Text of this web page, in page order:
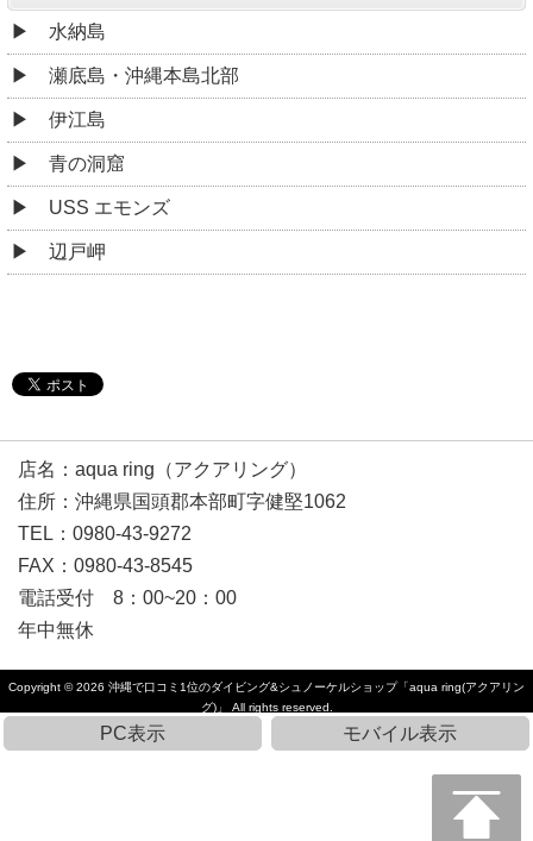
水納島
瀬底島・沖縄本島北部
伊江島
青の洞窟
USS エモンズ
辺戸岬
店名：aqua ring（アクアリング）
住所：沖縄県国頭郡本部町字健堅1062
TEL：0980-43-9272
FAX：0980-43-8545
電話受付 8：00~20：00
年中無休
Copyright © 2026 沖縄で口コミ1位のダイビング&シュノーケルショップ「aqua ring(アクアリン
グ)」
All rights reserved.
PC表示 モバイル表示